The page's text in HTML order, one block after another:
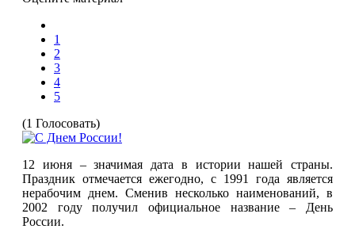
1
2
3
4
5
(1 Голосовать)
12 июня – значимая дата в истории нашей страны.
Праздник отмечается ежегодно, с 1991 года является
нерабочим днем. Сменив несколько наименований, в
2002 году получил официальное название – День
России.